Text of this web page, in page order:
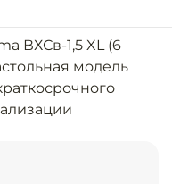
Оснащение
ВХСв-1,5 XL (6
модель
суши-барах,